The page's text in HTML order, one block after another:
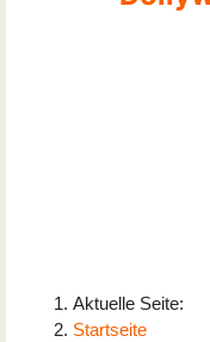
Aktuelle Seite:
Startseite